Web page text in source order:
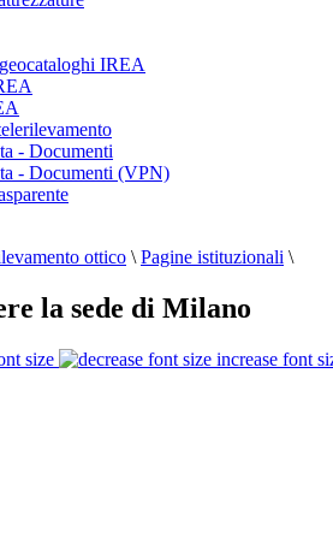
IREA
- Documenti
- Documenti (VPN)
ottico \ Pagine istituzionali \
la sede di Milano
size
increase font